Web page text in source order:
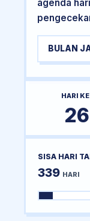
agenda
BULAN
HARI
26
SISA HARI
339 HARI